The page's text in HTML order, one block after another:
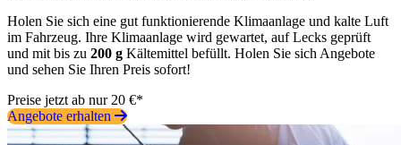
Holen Sie sich eine gut funktionierende Klimaanlage und kalte Luft
im Fahrzeug. Ihre Klimaanlage wird gewartet, auf Lecks geprüft
und mit bis zu 200 g Kältemittel befüllt. Holen Sie sich Angebote
und sehen Sie Ihren Preis sofort!
Preise jetzt ab nur 20 €*
Angebote erhalten